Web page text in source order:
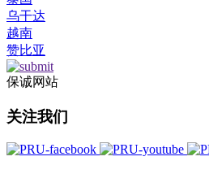
乌干达
越南
赞比亚
保诚网站
关注我们